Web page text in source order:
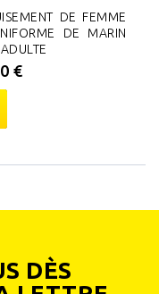
DE FEMME
DE MARIN
€
DÈS